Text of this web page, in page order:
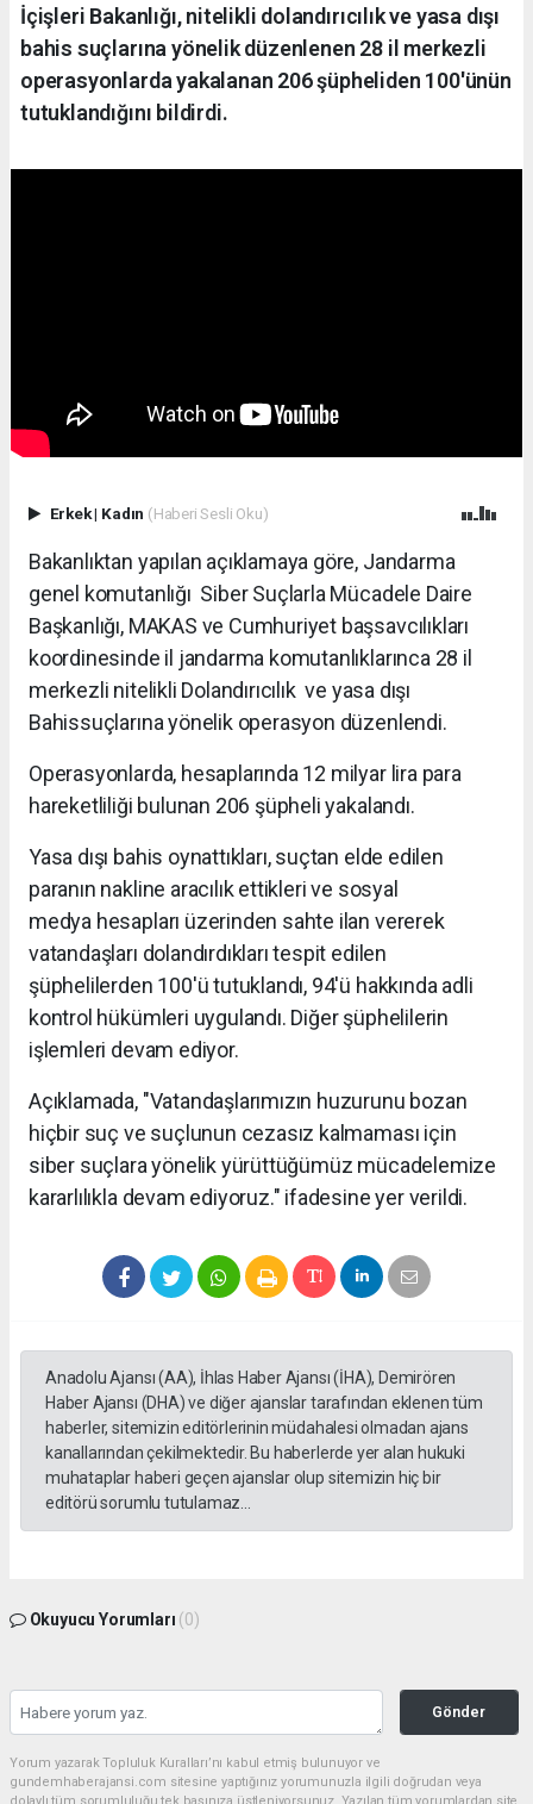
İçişleri Bakanlığı, nitelikli dolandırıcılık ve yasa dışı
bahis suçlarına yönelik düzenlenen 28 il merkezli
operasyonlarda yakalanan 206 şüpheliden 100'ünün
tutuklandığını bildirdi.
Erkek| Kadın (Haberi Sesli Oku)
Bakanlıktan yapılan açıklamaya göre, Jandarma
genel komutanlığı Siber Suçlarla Mücadele Daire
Başkanlığı, MAKAS ve Cumhuriyet başsavcılıkları
koordinesinde il jandarma komutanlıklarınca 28 il
merkezli nitelikli Dolandırıcılık ve yasa dışı
Bahissuçlarına yönelik operasyon düzenlendi.
Operasyonlarda, hesaplarında 12 milyar lira para
hareketliliği bulunan 206 şüpheli yakalandı.
Yasa dışı bahis oynattıkları, suçtan elde edilen
paranın nakline aracılık ettikleri ve sosyal
medya hesapları üzerinden sahte ilan vererek
vatandaşları dolandırdıkları tespit edilen
şüphelilerden 100'ü tutuklandı, 94'ü hakkında adli
kontrol hükümleri uygulandı. Diğer şüphelilerin
işlemleri devam ediyor.
Açıklamada, "Vatandaşlarımızın huzurunu bozan
hiçbir suç ve suçlunun cezasız kalmaması için
siber suçlara yönelik yürüttüğümüz mücadelemize
kararlılıkla devam ediyoruz." ifadesine yer verildi.
Anadolu Ajansı (AA), İhlas Haber Ajansı (İHA), Demirören
Haber Ajansı (DHA) ve diğer ajanslar tarafından eklenen tüm
haberler, sitemizin editörlerinin müdahalesi olmadan ajans
kanallarından çekilmektedir. Bu haberlerde yer alan hukuki
muhataplar haberi geçen ajanslar olup sitemizin hiç bir
editörü sorumlu tutulamaz...
Okuyucu Yorumları (0)
Gönder
Yorum yazarak Topluluk Kuralları’nı kabul etmiş bulunuyor ve
gundemhaberajansi.com sitesine yaptığınız yorumunuzla ilgili doğrudan veya
dolaylı tüm sorumluluğu tek başınıza üstleniyorsunuz. Yazılan tüm yorumlardan site